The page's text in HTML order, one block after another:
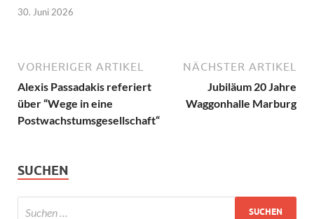
30. Juni 2026
VORHERIGER ARTIKEL
Alexis Passadakis referiert
über “Wege in eine
Postwachstumsgesellschaft“
NÄCHSTER ARTIKEL
Jubiläum 20 Jahre
Waggonhalle Marburg
SUCHEN